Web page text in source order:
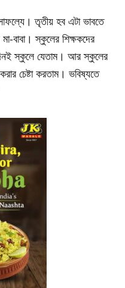
তৃতীয় হব এটা ভাবতে
বাবা। স্কুলের শিক্ষকদের
স্কুলে যেতাম। আর স্কুলের
চেষ্টা করতাম। ভবিষ্যতে